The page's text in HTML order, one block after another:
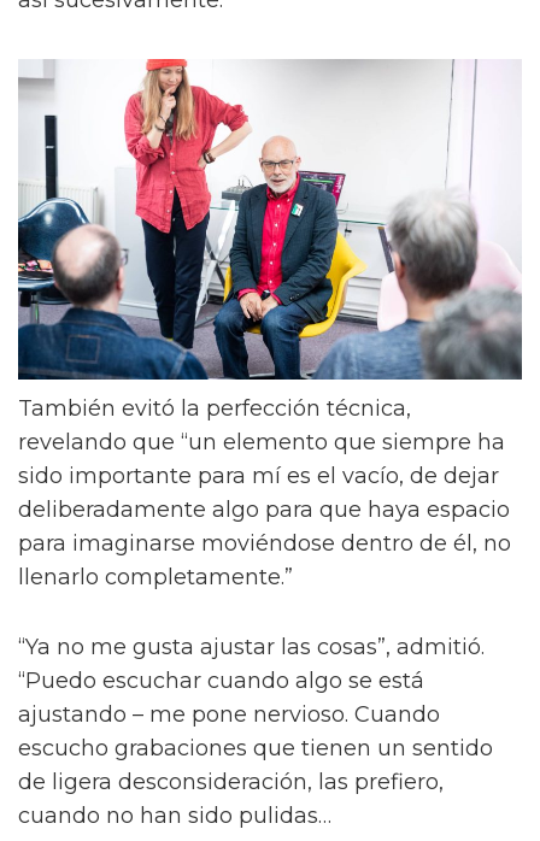
También evitó la perfección técnica,
revelando que “un elemento que siempre ha
sido importante para mí es el vacío, de dejar
deliberadamente algo para que haya espacio
para imaginarse moviéndose dentro de él, no
llenarlo completamente.”
“Ya no me gusta ajustar las cosas”, admitió.
“Puedo escuchar cuando algo se está
ajustando – me pone nervioso. Cuando
escucho grabaciones que tienen un sentido
de ligera desconsideración, las prefiero,
cuando no han sido pulidas…